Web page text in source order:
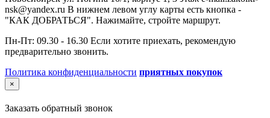
nsk@yandex.ru В нижнем левом углу карты есть кнопка -
"КАК ДОБРАТЬСЯ". Нажимайте, стройте маршрут.
Пн-Пт: 09.30 - 16.30 Если хотите приехать, рекомендую
предварительно звонить.
Политика конфиденциальности приятных покупок
×
Заказать обратный звонок